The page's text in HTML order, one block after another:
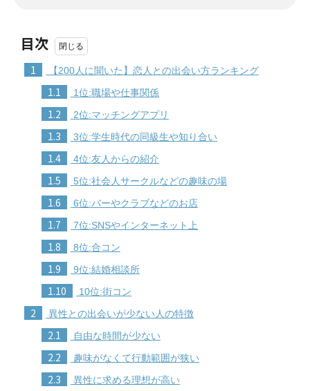
目次
1 【200人に聞いた】恋人との出会い方ランキング
1.1 1位:職場や仕事関係
1.2 2位:マッチングアプリ
1.3 3位:学生時代の同級生や知り合い
1.4 4位:友人からの紹介
1.5 5位:社会人サークルなどの趣味の場
1.6 6位:バーやクラブなどのお店
1.7 7位:SNSやインターネット上
1.8 8位:合コン
1.9 9位:結婚相談所
1.10 10位:街コン
2 異性との出会いが少ない人の特徴
2.1 自由な時間が少ない
2.2 趣味がなくて行動範囲が狭い
2.3 異性に求める理想が高い